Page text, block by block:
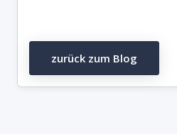
zurück zum Blog